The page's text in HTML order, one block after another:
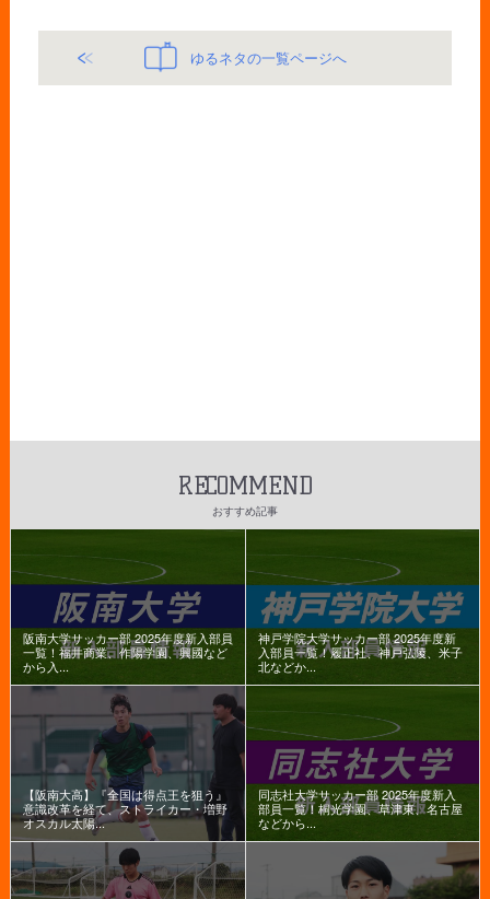
ゆるネタの一覧ページへ
RECOMMEND
おすすめ記事
阪南大学サッカー部 2025年度新入部員
一覧！福井商業、作陽学園、興國など
から入...
神戸学院大学サッカー部 2025年度新
入部員一覧！履正社、神戸弘陵、米子
北などか...
【阪南大高】『全国は得点王を狙う』
意識改革を経て、ストライカー・増野
オスカル太陽...
同志社大学サッカー部 2025年度新入
部員一覧！桐光学園、草津東、名古屋
などから...